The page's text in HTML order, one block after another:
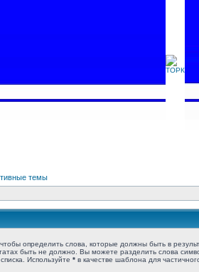
темы
, чтобы определить слова, которые должны быть в
быть не должно. Вы можете разделить слова
Используйте * в качестве шаблона для